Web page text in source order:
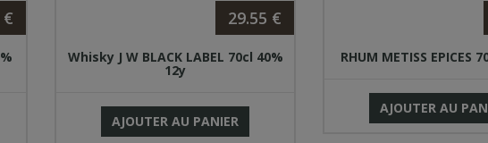
€ 29.55 €
Whisky J W BLACK LABEL 70cl 40%
12y
AJOUTER AU PANIER
RHUM METISS EPICES
AJOUTER AU